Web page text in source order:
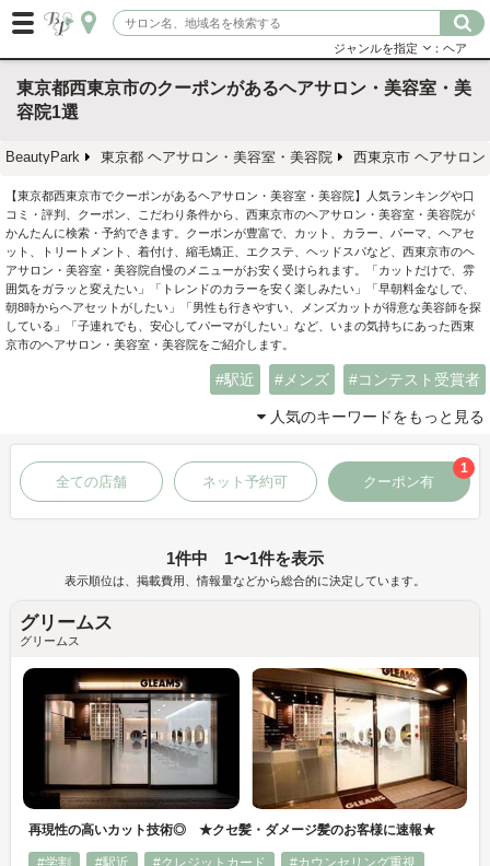
ジャンルを指定 ：ヘア
東京都西東京市のクーポンがあるヘアサロン・美容室・美
容院1選
BeautyPark 東京都 ヘアサロン・美容室・美容院 西東京市 ヘアサロ
【東京都西東京市でクーポンがあるヘアサロン・美容室・美容院】人気ランキングや口
コミ・評判、クーポン、こだわり条件から、西東京市のヘアサロン・美容室・美容院が
かんたんに検索・予約できます。クーポンが豊富で、カット、カラー、パーマ、ヘアセ
ット、トリートメント、着付け、縮毛矯正、エクステ、ヘッドスパなど、西東京市のヘ
アサロン・美容室・美容院自慢のメニューがお安く受けられます。「カットだけで、雰
囲気をガラッと変えたい」「トレンドのカラーを安く楽しみたい」「早朝料金なしで、
朝8時からヘアセットがしたい」「男性も行きやすい、メンズカットが得意な美容師を探
している」「子連れでも、安心してパーマがしたい」など、いまの気持ちにあった西東
京市のヘアサロン・美容室・美容院をご紹介します。
駅近 メンズ コンテスト受賞者
人気のキーワードをもっと見る
全ての店舗 ネット予約可 クーポン有
1
1件中 1〜1件を表示
表示順位は、掲載費用、情報量などから総合的に決定しています。
グリームス
グリームス
再現性の高いカット技術◎ ★クセ髪・ダメージ髪のお客様に速報★
#学割 #駅近 #クレジットカード
#カウンセリング重視